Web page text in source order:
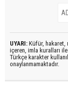
UYARI: Küfür, hakaret,
içeren, imla kuralları ile
Türkçe karakter
onaylanmamaktadır.